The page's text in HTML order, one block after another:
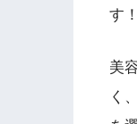
す！
美
く